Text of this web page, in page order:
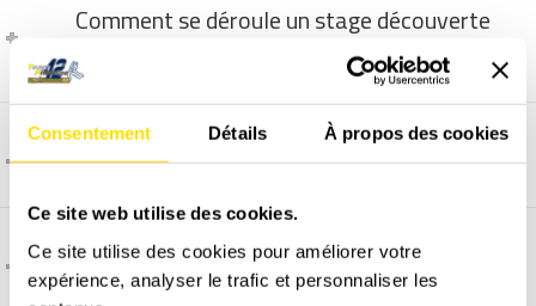
Consentement Détails À propos des cookies
Ce site web utilise des cookies.
Ce site utilise des cookies pour améliorer votre
expérience, analyser le trafic et personnaliser les
Comment se déroule un stage découverte
GT/Prestige ?
La vidéo embarquée, comment ça marche ?
Comment et quand programmer un stage ?